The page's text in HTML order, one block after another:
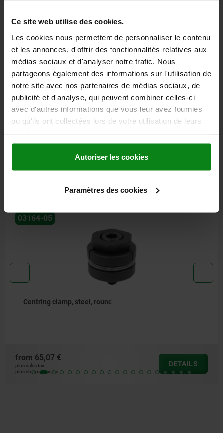
Ce site web utilise des cookies.
Les cookies nous permettent de personnaliser le contenu
et les annonces, d'offrir des fonctionnalités relatives aux
médias sociaux et d'analyser notre trafic. Nous
partageons également des informations sur l'utilisation de
notre site avec nos partenaires de médias sociaux, de
publicité et d'analyse, qui peuvent combiner celles-ci
avec d'autres informations que vous leur avez fournies
ou qu'ils ont collectées lors de votre utilisation de leurs
Autoriser les cookies
Paramètres des cookies
122,18 €
plus sales tax
plus shipping costs
DETAILS
DETAILS
CAD
Other customers also bought
03164-05
Centring clamp, steel, round
from 65,07 €
plus sales tax
plus shipping costs
DETAILS